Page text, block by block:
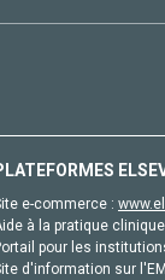
e-commerce :
à la pratique
pour les
d'information sur